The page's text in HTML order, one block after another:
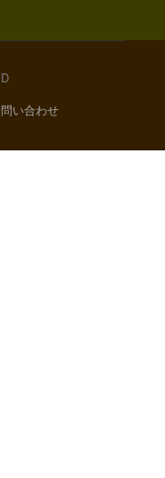
い合わせ